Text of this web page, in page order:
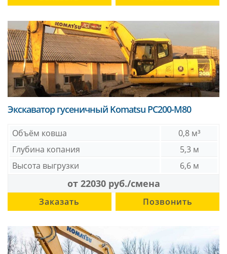
Экскаватор гусеничный Komatsu PC200-M80
Объём ковша
0,8 м³
Глубина копания
5,3 м
Высота выгрузки
6,6 м
от 22030 руб./смена
Заказать Позвонить